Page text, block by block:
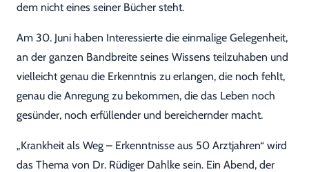
dem nicht eines seiner Bücher steht.
Am 30. Juni haben Interessierte die einmalige Gelegenheit,
an der ganzen Bandbreite seines Wissens teilzuhaben und
vielleicht genau die Erkenntnis zu erlangen, die noch fehlt,
genau die Anregung zu bekommen, die das Leben noch
gesünder, noch erfüllender und bereichernder macht.
„Krankheit als Weg – Erkenntnisse aus 50 Arztjahren“ wird
das Thema von Dr. Rüdiger Dahlke sein. Ein Abend, der